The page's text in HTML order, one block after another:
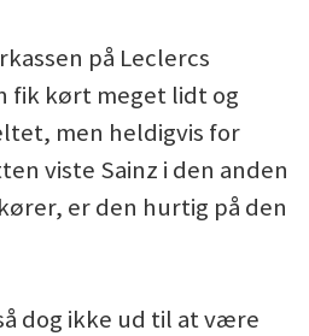
på Leclercs
fik kørt meget lidt og
men heldigvis for
viste Sainz i den anden
er den hurtig på den
dog ikke ud til at være